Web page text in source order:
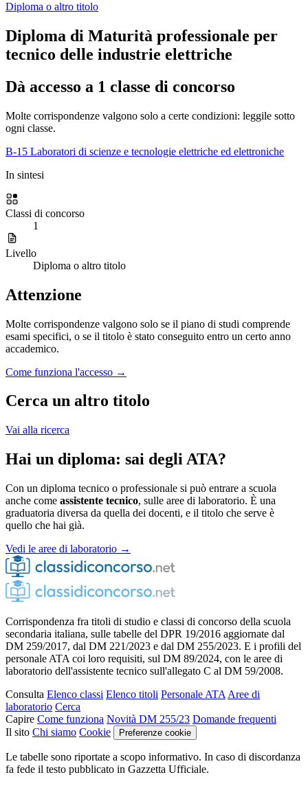
Diploma o altro titolo
Diploma di Maturità professionale per
tecnico delle industrie elettriche
Dà accesso a 1 classe di concorso
Molte corrispondenze valgono solo a certe condizioni: leggile sotto
ogni classe.
B-15 Laboratori di scienze e tecnologie elettriche ed elettroniche
In sintesi
Classi di concorso
1
Livello
Diploma o altro titolo
Attenzione
Molte corrispondenze valgono solo se il piano di studi comprende
esami specifici, o se il titolo è stato conseguito entro un certo anno
accademico.
Come funziona l'accesso →
Cerca un altro titolo
Vai alla ricerca
Hai un diploma: sai degli ATA?
Con un diploma tecnico o professionale si può entrare a scuola
anche come assistente tecnico, sulle aree di laboratorio. È una
graduatoria diversa da quella dei docenti, e il titolo che serve è
quello che hai già.
Vedi le aree di laboratorio →
Corrispondenza fra titoli di studio e classi di concorso della scuola
secondaria italiana, sulle tabelle del DPR 19/2016 aggiornate dal
DM 259/2017, dal DM 221/2023 e dal DM 255/2023. E i profili del
personale ATA coi loro requisiti, sul DM 89/2024, con le aree di
laboratorio dell'assistente tecnico sull'allegato C al DM 59/2008.
Consulta Elenco classi Elenco titoli Personale ATA Aree di
laboratorio Cerca
Capire Come funziona Novità DM 255/23 Domande frequenti
Il sito Chi siamo Cookie Preferenze cookie
Le tabelle sono riportate a scopo informativo. In caso di discordanza
fa fede il testo pubblicato in Gazzetta Ufficiale.